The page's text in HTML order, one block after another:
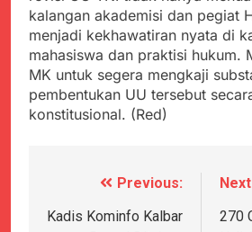
kalangan akademisi dan pegiat
menjadi kekhawatiran nyata di
mahasiswa dan praktisi hukum.
MK untuk segera mengkaji
pembentukan UU tersebut
konstitusional. (Red)
Navigasi
pos
Previous:
Kadis Kominfo Kalbar
270